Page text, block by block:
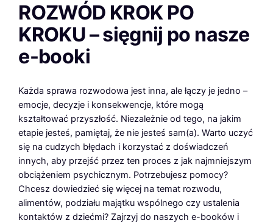
ROZWÓD KROK PO
KROKU – sięgnij po nasze
e-booki
Każda sprawa rozwodowa jest inna, ale łączy je jedno –
emocje, decyzje i konsekwencje, które mogą
kształtować przyszłość. Niezależnie od tego, na jakim
etapie jesteś, pamiętaj, że nie jesteś sam(a). Warto uczyć
się na cudzych błędach i korzystać z doświadczeń
innych, aby przejść przez ten proces z jak najmniejszym
obciążeniem psychicznym. Potrzebujesz pomocy?
Chcesz dowiedzieć się więcej na temat rozwodu,
alimentów, podziału majątku wspólnego czy ustalenia
kontaktów z dziećmi? Zajrzyj do naszych e-booków i